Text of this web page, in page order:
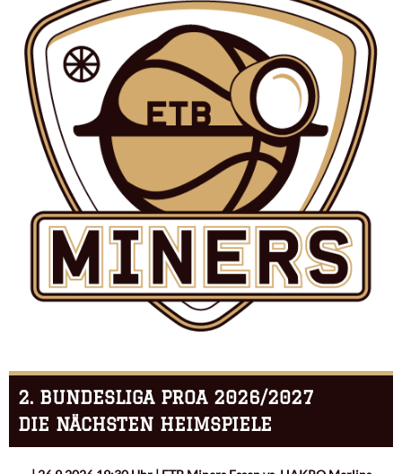
2. BUNDESLIGA PROA 2026/2027
DIE NÄCHSTEN HEIMSPIELE